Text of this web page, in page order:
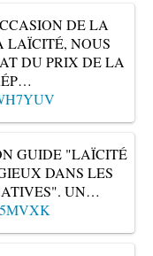
DE LA
LAÏCITÉ, NOUS
DU PRIX DE LA
GUIDE "LAÏCITÉ
DANS LES
UN…